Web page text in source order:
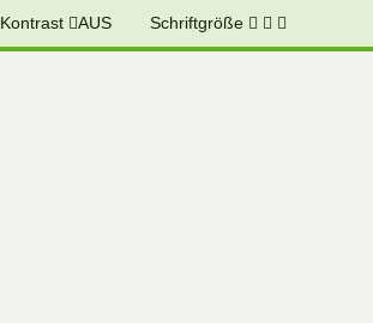
Kontrast AUS Schriftgröße